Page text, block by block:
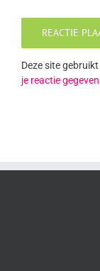
Deze site
je reactie